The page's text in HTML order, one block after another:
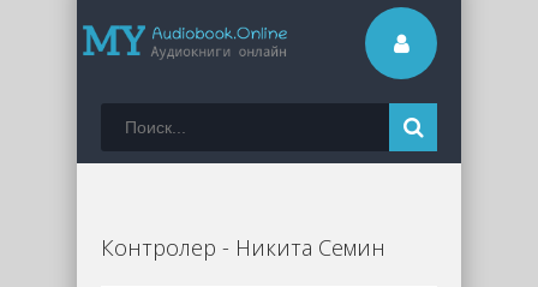
Контролер - Никита Семин